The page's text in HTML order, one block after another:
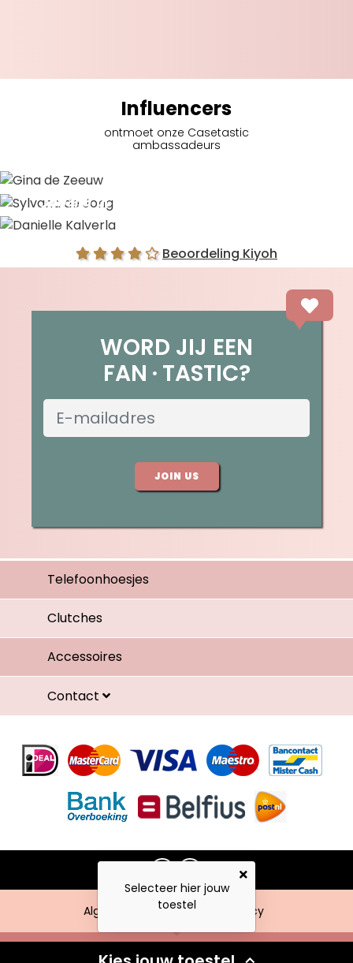
Influencers
ontmoet onze Casetastic
ambassadeurs
Sylvana de Jong
Beoordeling Kiyoh
WORD JIJ EEN
FAN TASTIC?
JOIN US
Telefoonhoesjes
Clutches
Accessoires
Contact
Algemene voorwaarden Privacy
Selecteer hier jouw
toestel